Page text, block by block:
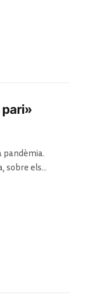
pari»
pandèmia.
sobre els